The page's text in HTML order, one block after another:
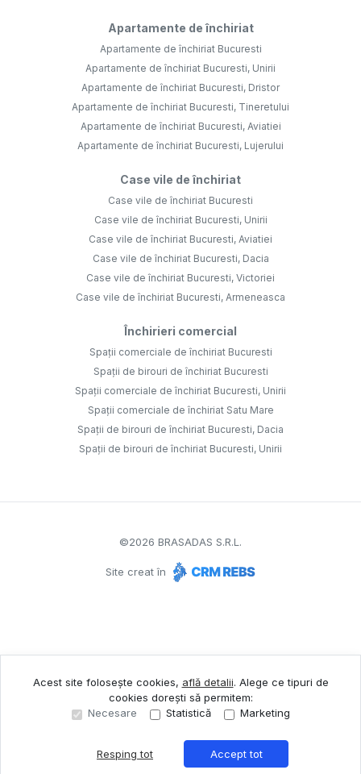
Sună acum Solicită vizionare
Apartamente de închiriat
Apartamente de închiriat Bucuresti
Apartamente de închiriat Bucuresti, Unirii
Apartamente de închiriat Bucuresti, Dristor
Apartamente de închiriat Bucuresti, Tineretului
Apartamente de închiriat Bucuresti, Aviatiei
Apartamente de închiriat Bucuresti, Lujerului
Case vile de închiriat
Case vile de închiriat Bucuresti
Case vile de închiriat Bucuresti, Unirii
Case vile de închiriat Bucuresti, Aviatiei
Case vile de închiriat Bucuresti, Dacia
Case vile de închiriat Bucuresti, Victoriei
Case vile de închiriat Bucuresti, Armeneasca
Închirieri comercial
Spații comerciale de închiriat Bucuresti
Spații de birouri de închiriat Bucuresti
Spații comerciale de închiriat Bucuresti, Unirii
Spații comerciale de închiriat Satu Mare
Spații de birouri de închiriat Bucuresti, Dacia
Spații de birouri de închiriat Bucuresti, Unirii
©2026 BRASADAS S.R.L.
Site creat în
Acest site folosește cookies, află detalii. Alege ce tipuri de
cookies dorești să permitem:
Necesare
Statistică Marketing
Resping tot Accept tot